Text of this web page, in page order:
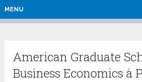
MENU
American Graduate
Business Economics à